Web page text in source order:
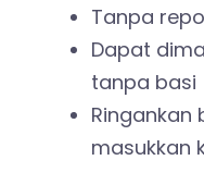
Tanpa
Dapat
tanpa basi
Ringankan
masukkan